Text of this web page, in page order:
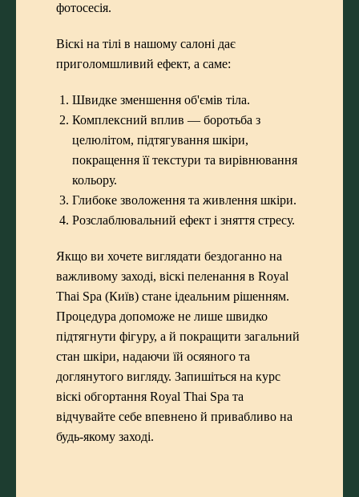
фотосесія.
Віскі на тілі в нашому салоні дає
приголомшливий ефект, а саме:
Швидке зменшення об'ємів тіла.
Комплексний вплив — боротьба з
целюлітом, підтягування шкіри,
покращення її текстури та вирівнювання
кольору.
Глибоке зволоження та живлення шкіри.
Розслаблювальний ефект і зняття стресу.
Якщо ви хочете виглядати бездоганно на
важливому заході, віскі пеленання в Royal
Thai Spa (Київ) стане ідеальним рішенням.
Процедура допоможе не лише швидко
підтягнути фігуру, а й покращити загальний
стан шкіри, надаючи їй осяяного та
доглянутого вигляду. Запишіться на курс
віскі обгортання Royal Thai Spa та
відчувайте себе впевнено й привабливо на
будь-якому заході.